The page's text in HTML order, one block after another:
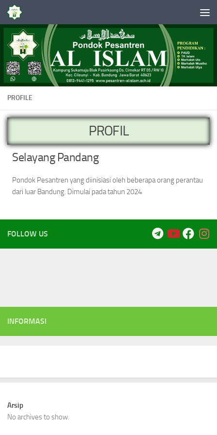
Skip to content
PROFILE
PROFIL
Selayang Pandang
Pondok Pesantren yang diinisiasi oleh beberapa orang perantau
dari luar Bandung. Dimulai pada tahun 2024
FOLLOW US
INFORMASI
Arsip
No archives to show.